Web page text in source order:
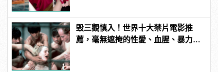
毀三觀慎入！世界十大禁片電影推
薦，毫無遮掩的性愛、血腥、暴力、